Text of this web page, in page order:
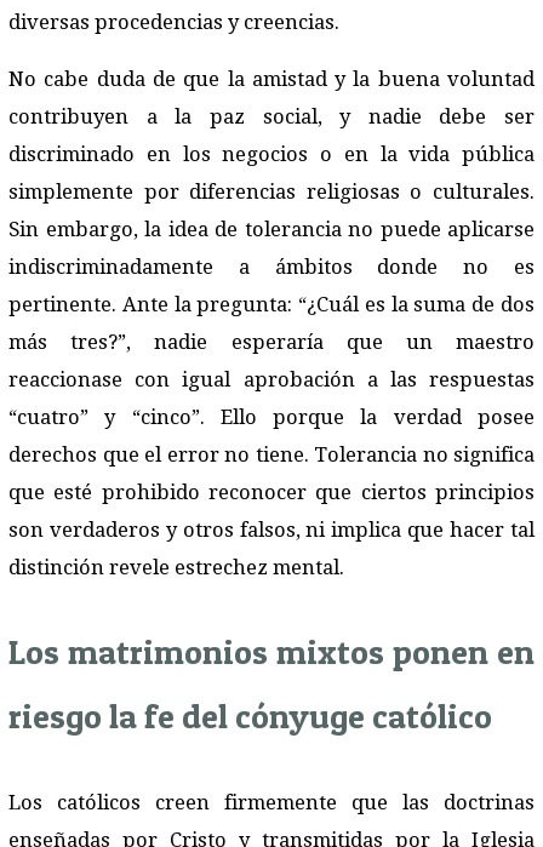
diversas procedencias y creencias.
No cabe duda de que la amistad y la buena voluntad
contribuyen a la paz social, y nadie debe ser
discriminado en los negocios o en la vida pública
simplemente por diferencias religiosas o culturales.
Sin embargo, la idea de tolerancia no puede aplicarse
indiscriminadamente a ámbitos donde no es
pertinente. Ante la pregunta: “¿Cuál es la suma de dos
más tres?”, nadie esperaría que un maestro
reaccionase con igual aprobación a las respuestas
“cuatro” y “cinco”. Ello porque la verdad posee
derechos que el error no tiene. Tolerancia no significa
que esté prohibido reconocer que ciertos principios
son verdaderos y otros falsos, ni implica que hacer tal
distinción revele estrechez mental.
Los matrimonios mixtos ponen en
riesgo la fe del cónyuge católico
Los católicos creen firmemente que las doctrinas
enseñadas por Cristo y transmitidas por la Iglesia